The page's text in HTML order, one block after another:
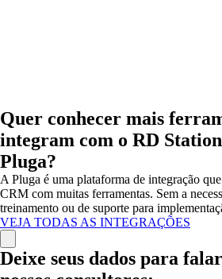
Quer conhecer mais
integram com o RD
Pluga?
A Pluga é uma plataforma de integração
CRM com muitas ferramentas. Sem a
treinamento ou de suporte para
VEJA TODAS AS INTEGRAÇÕES
Deixe seus dados para